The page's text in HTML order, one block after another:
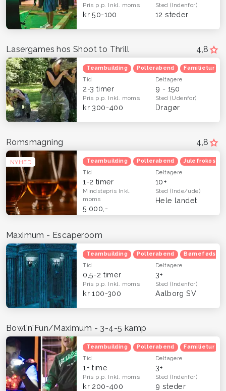
Pris p.p. Inkl. moms
kr 50-100
Sted(Indenfor)
12 steder
4,8
Lasergames hos Shoot to Thrill
Teambuilding Polterabend Familietur
Tid
2-3 timer
Deltagere
9 - 150
Pris p.p. Inkl. moms
kr 300-400
Sted(Udenfor)
Dragør
4,8
NYHED
Romsmagning
Teambuilding Polterabend Julefrokost
Tid
1-2 timer
Deltagere
10+
Mindstepris Inkl.
moms
5.000,-
Sted(Inde/ude)
Hele landet
Maximum - Escaperoom
Teambuilding Polterabend
Tid
0,5-2 timer
Deltagere
3+
Pris p.p. Inkl. moms
kr 100-300
Sted(Indenfor)
Aalborg SV
Bowl'n'Fun/Maximum - 3-4-5 kamp
Teambuilding Polterabend Familietur
Tid
1+ time
Deltagere
3+
Pris p.p. Inkl. moms
kr 200-400
Sted(Indenfor)
9 steder